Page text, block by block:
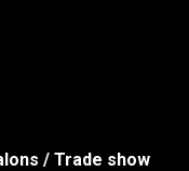
/ Trade show